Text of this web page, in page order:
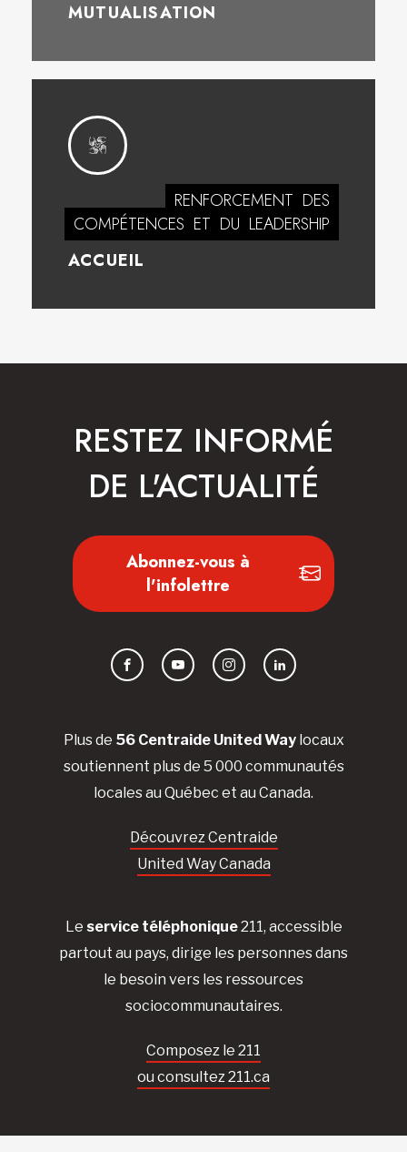
MUTUALISATION
RENFORCEMENT DES
COMPÉTENCES ET DU LEADERSHIP
ACCUEIL
Plus de 56 Centraide United Waylocaux
soutiennent plus de 5 000 communautés
locales au Québec et au Canada.
Découvrez Centraide
United Way Canada
Le service téléphonique211, accessible
partout au pays, dirige les personnes dans
le besoin vers les ressources
sociocommunautaires.
Composez le 211
ou consultez 211.ca
RESTEZ INFORMÉ
DE L'ACTUALITÉ
Abonnez-vous à
l'infolettre
FacebookYouTubeInstagramLinkedIn